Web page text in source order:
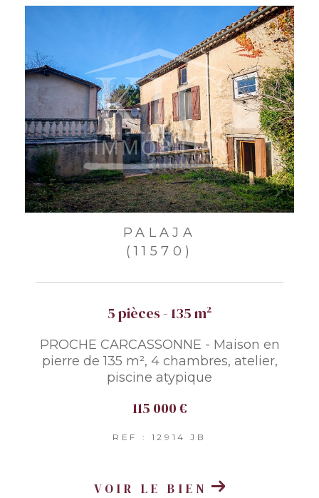
PALAJA
(11570)
5 pièces - 135 m²
PROCHE CARCASSONNE - Maison en
pierre de 135 m², 4 chambres, atelier,
piscine atypique
115 000 €
REF : 12914 JB
VOIR LE BIEN